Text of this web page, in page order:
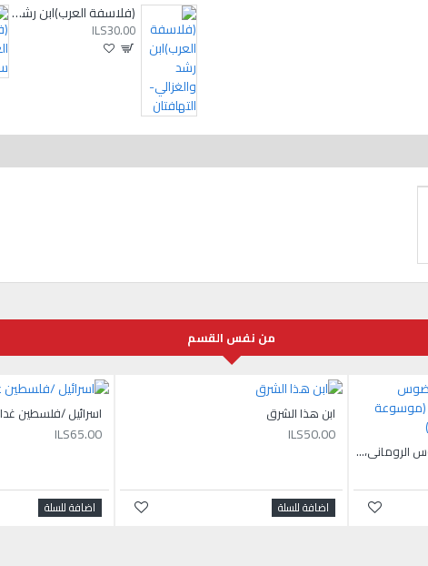
(فلاسفة العرب)ابن رشد والغزالي-التهافتان
ILS30.00
من نفس القسم
إغناطيوس الأنطاكي،كليمنضوس الروماني،يوليكربوس الإزميري (موسوعة عظماء المسيحية في التاريخ 2)
ابن هذا الشرق
ILS50.00
اضافة للسلة
اسرائيل /فلسطين غدا
ILS65.00
اضافة للسلة